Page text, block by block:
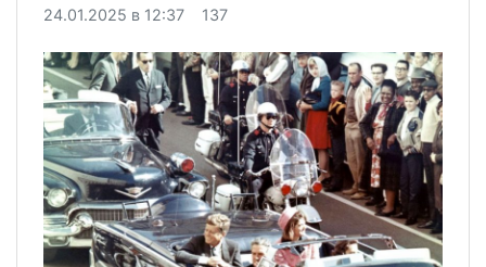
24.01.2025 в 12:37 137